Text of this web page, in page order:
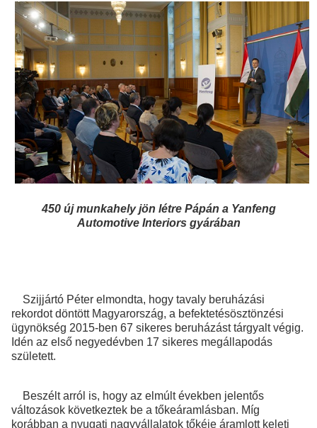
450 új munkahely jön létre Pápán a Yanfeng
Automotive Interiors gyárában
Szijjártó Péter elmondta, hogy tavaly beruházási
rekordot döntött Magyarország, a befektetésösztönzési
ügynökség 2015-ben 67 sikeres beruházást tárgyalt végig.
Idén az első negyedévben 17 sikeres megállapodás
született.
Beszélt arról is, hogy az elmúlt években jelentős
változások következtek be a tőkeáramlásban. Míg
korábban a nyugati nagyvállalatok tőkéje áramlott keleti